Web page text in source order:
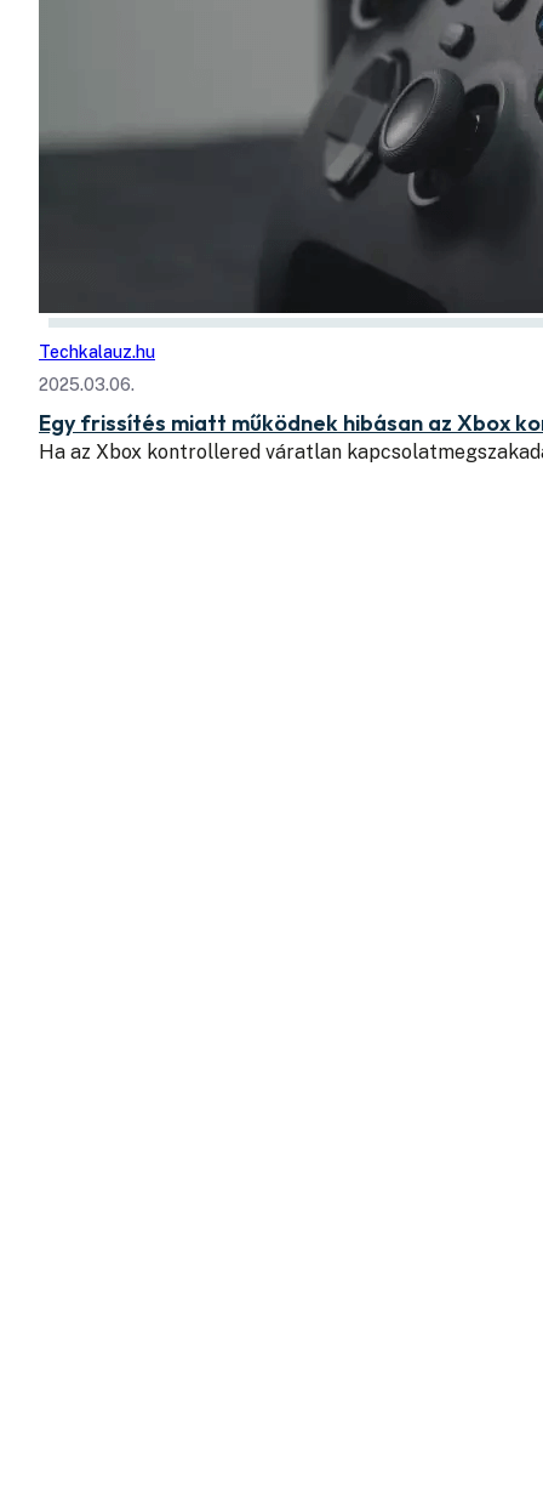
Techkalauz.hu
2025.03.06.
Egy frissítés miatt működnek hibásan az Xbox
Ha az Xbox kontrollered váratlan